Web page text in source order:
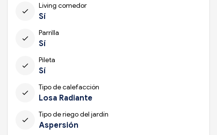
check
Living comedor
Sí
check
Parrilla
Sí
check
Pileta
Sí
check
Tipo de calefacción
Losa Radiante
check
Tipo de riego del jardín
Aspersión